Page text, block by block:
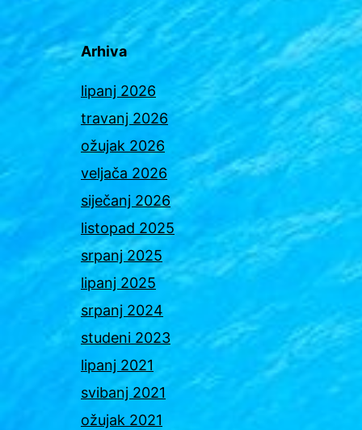
Arhiva
lipanj 2026
travanj 2026
ožujak 2026
veljača 2026
siječanj 2026
listopad 2025
srpanj 2025
lipanj 2025
srpanj 2024
studeni 2023
lipanj 2021
svibanj 2021
ožujak 2021